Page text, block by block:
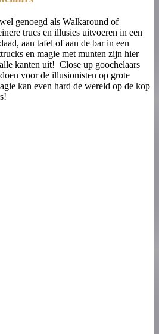
genoegd als Walkaround of
trucs en illusies uitvoeren in een
aan tafel of aan de bar in een
en magie met munten zijn hier
kanten uit! Close up goochelaars
voor de illusionisten op grote
kan even hard de wereld op de kop